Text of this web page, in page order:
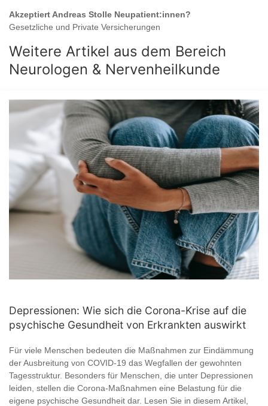
AkzeptiertAndreas Stolle Neupatient:innen?
Gesetzliche und Private Versicherungen
Weitere Artikel aus dem Bereich
Neurologen & Nervenheilkunde
Depressionen: Wie sich die Corona-Krise auf die
psychische Gesundheit von Erkrankten auswirkt
Für viele Menschen bedeuten die Maßnahmen zur Eindämmung
der Ausbreitung von COVID-19 das Wegfallen der gewohnten
Tagesstruktur. Besonders für Menschen, die unter Depressionen
leiden, stellen die Corona-Maßnahmen eine Belastung für die
eigene psychische Gesundheit dar. Lesen Sie in diesem Artikel,